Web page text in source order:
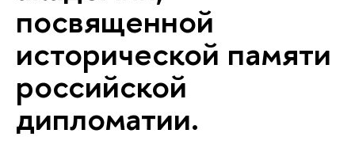
посвященной
исторической памяти
российской
дипломатии.